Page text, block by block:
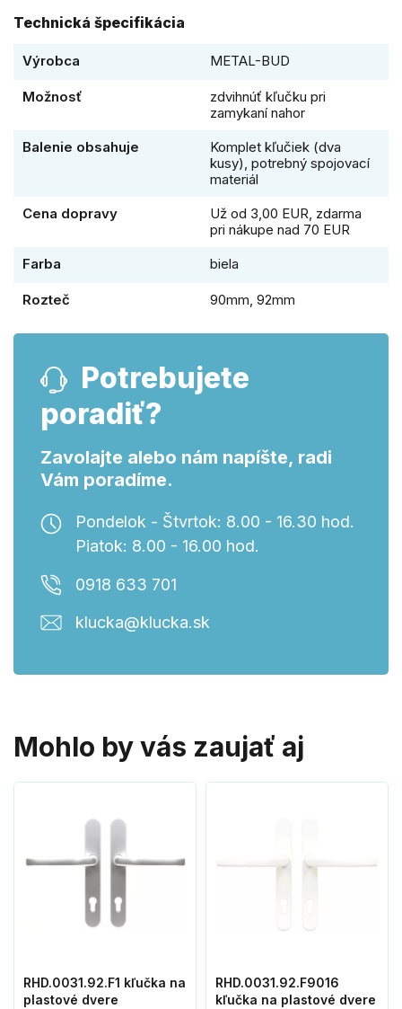
Technická špecifikácia
Výrobca METAL-BUD
Možnosť
zdvihnúť kľučku pri
zamykaní nahor
Balenie obsahuje
Komplet kľučiek (dva
kusy), potrebný spojovací
materiál
Cena dopravy
Už od 3,00 EUR, zdarma
pri nákupe nad 70 EUR
Farba
biela
Rozteč 90mm, 92mm
Potrebujete
poradiť?
Zavolajte alebo nám napíšte, radi
Vám poradíme.
Pondelok - Štvrtok: 8.00 - 16.30 hod.
Piatok: 8.00 - 16.00 hod.
0918 633 701
klucka@klucka.sk
Mohlo by vás zaujať aj
RHD.0031.92.F1 kľučka na
plastové dvere
RHD.0031.92.F9016
kľučka na plastové dvere